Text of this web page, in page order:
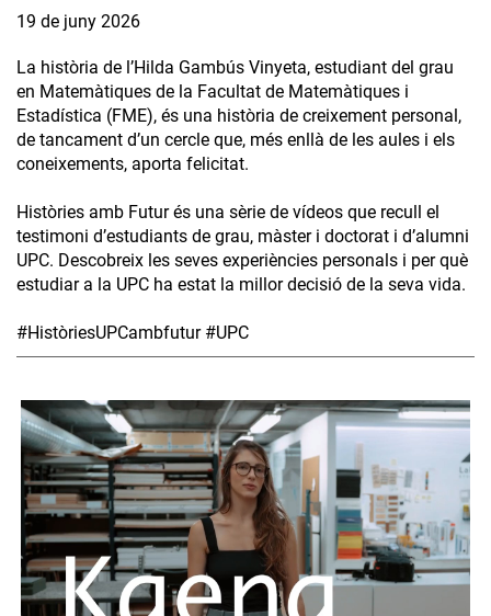
19 de juny 2026
La història de l’Hilda Gambús Vinyeta, estudiant del grau
en Matemàtiques de la Facultat de Matemàtiques i
Estadística (FME), és una història de creixement personal,
de tancament d’un cercle que, més enllà de les aules i els
coneixements, aporta felicitat.
Històries amb Futur és una sèrie de vídeos que recull el
testimoni d’estudiants de grau, màster i doctorat i d’alumni
UPC. Descobreix les seves experiències personals i per què
estudiar a la UPC ha estat la millor decisió de la seva vida.
#HistòriesUPCambfutur #UPC